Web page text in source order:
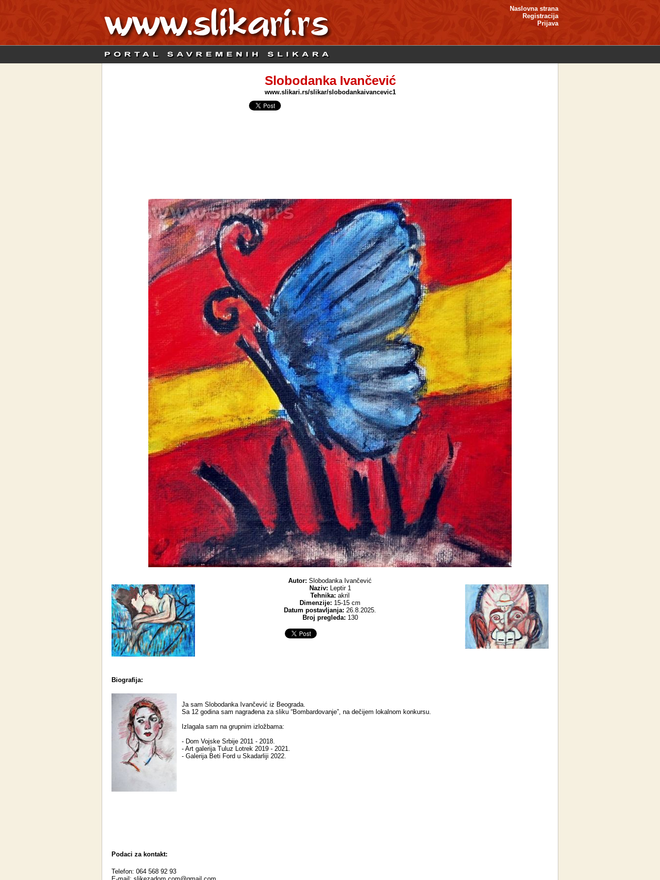
Naslovna strana
Registracija
Prijava
Slobodanka Ivančević
www.slikari.rs/slikar/slobodankaivancevic1
Autor: Slobodanka Ivančević
Naziv: Leptir 1
Tehnika: akril
Dimenzije: 15-15 cm
Datum postavljanja: 26.8.2025.
Broj pregleda: 130
Biografija:
Ja sam Slobodanka Ivančević iz Beograda.
Sa 12 godina sam nagrađena za sliku “Bombardovanje”, na dečijem lokalnom konkursu.
Izlagala sam na grupnim izložbama:
- Dom Vojske Srbije 2011 - 2018.
- Art galerija Tuluz Lotrek 2019 - 2021.
- Galerija Beti Ford u Skadarliji 2022.
Podaci za kontakt:
Telefon: 064 568 92 93